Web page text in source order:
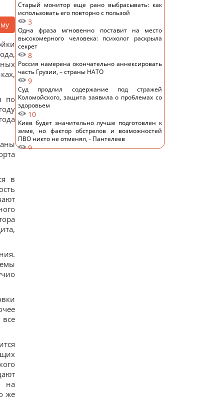
по
в
на
же
Старый монитор еще рано выбрасывать: как
использовать его повторно с пользой
3
Одна фраза мгновенно поставит на место
высокомерного человека: психолог раскрыла
секрет
8
Россия намерена окончательно аннексировать
часть Грузии, – страны НАТО
9
Суд продлил содержание под стражей
Коломойского, защита заявила о проблемах со
здоровьем
10
Киев будет значительно лучше подготовлен к
зиме, но фактор обстрелов и возможностей
ПВО никто не отменял, - Пантелеев
9